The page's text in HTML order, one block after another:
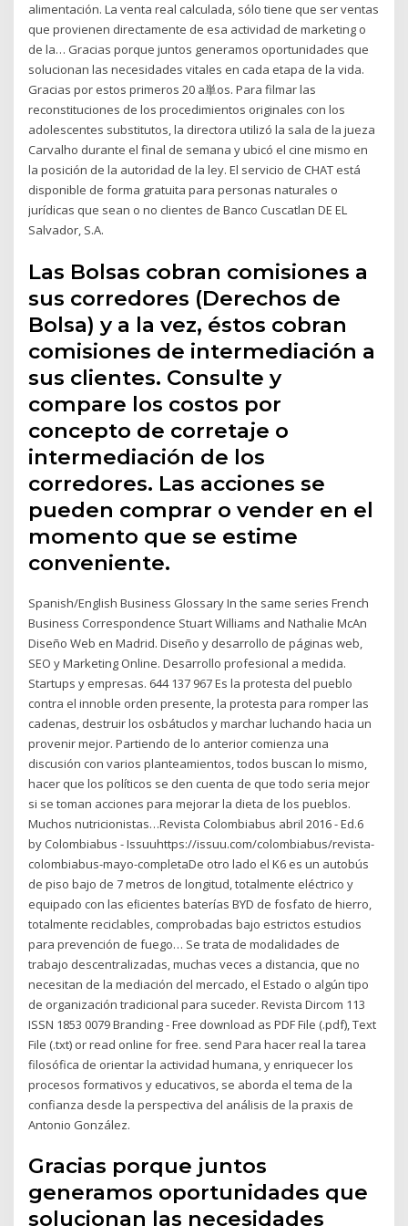
alimentación. La venta real calculada, sólo tiene que ser ventas
que provienen directamente de esa actividad de marketing o
de la… Gracias porque juntos generamos oportunidades que
solucionan las necesidades vitales en cada etapa de la vida.
Gracias por estos primeros 20 a単os. Para filmar las
reconstituciones de los procedimientos originales con los
adolescentes substitutos, la directora utilizó la sala de la jueza
Carvalho durante el final de semana y ubicó el cine mismo en
la posición de la autoridad de la ley. El servicio de CHAT está
disponible de forma gratuita para personas naturales o
jurídicas que sean o no clientes de Banco Cuscatlan DE EL
Salvador, S.A.
Las Bolsas cobran comisiones a
sus corredores (Derechos de
Bolsa) y a la vez, éstos cobran
comisiones de intermediación a
sus clientes. Consulte y
compare los costos por
concepto de corretaje o
intermediación de los
corredores. Las acciones se
pueden comprar o vender en el
momento que se estime
conveniente.
Spanish/English Business Glossary In the same series French
Business Correspondence Stuart Williams and Nathalie McAn
Diseño Web en Madrid. Diseño y desarrollo de páginas web,
SEO y Marketing Online. Desarrollo profesional a medida.
Startups y empresas. 644 137 967 Es la protesta del pueblo
contra el innoble orden presente, la protesta para romper las
cadenas, destruir los osbátuclos y marchar luchando hacia un
provenir mejor. Partiendo de lo anterior comienza una
discusión con varios planteamientos, todos buscan lo mismo,
hacer que los políticos se den cuenta de que todo seria mejor
si se toman acciones para mejorar la dieta de los pueblos.
Muchos nutricionistas…Revista Colombiabus abril 2016 - Ed.6
by Colombiabus - Issuuhttps://issuu.com/colombiabus/revista-
colombiabus-mayo-completaDe otro lado el K6 es un autobús
de piso bajo de 7 metros de longitud, totalmente eléctrico y
equipado con las eﬁcientes baterías BYD de fosfato de hierro,
totalmente reciclables, comprobadas bajo estrictos estudios
para prevención de fuego… Se trata de modalidades de
trabajo descentralizadas, muchas veces a distancia, que no
necesitan de la mediación del mercado, el Estado o algún tipo
de organización tradicional para suceder. Revista Dircom 113
ISSN 1853 0079 Branding - Free download as PDF File (.pdf), Text
File (.txt) or read online for free. send Para hacer real la tarea
filosófica de orientar la actividad humana, y enriquecer los
procesos formativos y educativos, se aborda el tema de la
confianza desde la perspectiva del análisis de la praxis de
Antonio González.
Gracias porque juntos
generamos oportunidades que
solucionan las necesidades